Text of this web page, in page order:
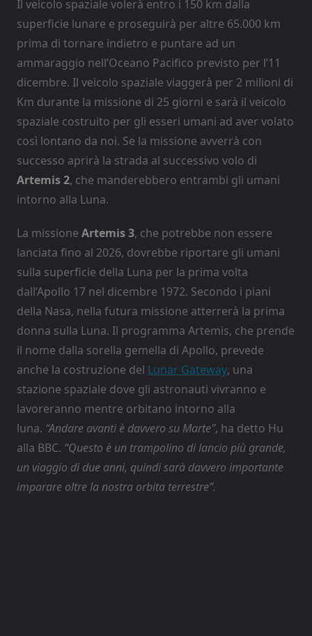
Il veicolo spaziale volerà entro i 150 km dalla
superficie lunare e proseguirà per altre 65.000 km
prima di tornare indietro e puntare ad un
ammaraggio nell’Oceano Pacifico previsto per l’11
dicembre. Il veicolo spaziale viaggerà per 2 milioni di
Km durante la missione di 25 giorni e sarà il veicolo
spaziale costruito per gli esseri umani ad aver volato
così lontano da noi. Se la missione avverrà con
successo aprirà la strada al successivo volo di
Artemis 2, che manderebbero entrambi gli umani
intorno alla Luna.
La missione Artemis 3, che potrebbe non essere
lanciata fino al 2026, dovrebbe riportare gli umani
sulla superficie della Luna per la prima volta
dall’Apollo 17 nel dicembre 1972. Secondo i piani
della Nasa, nella futura missione atterrerà la prima
donna sulla Luna. Il programma Artemis, che prende
il nome dalla sorella gemella di Apollo, prevede
anche la costruzione del Lunar Gateway, una
stazione spaziale dove gli astronauti vivranno e
lavoreranno mentre orbitano intorno alla
luna. “Andare avanti è davvero su Marte”, ha detto Hu
alla BBC. “Questo è un trampolino di lancio più grande,
un viaggio di due anni, quindi sarà davvero importante
imparare oltre la nostra orbita terrestre”.